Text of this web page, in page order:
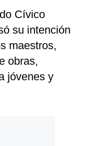
Cívico
su intención
maestros,
obras,
jóvenes y